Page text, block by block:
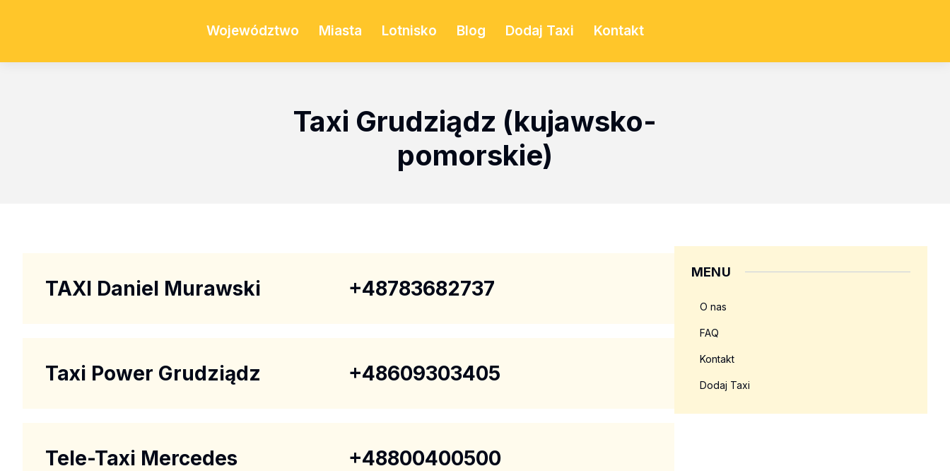
Województwo Miasta Lotnisko Blog Dodaj Taxi Kontakt
Taxi Grudziądz (kujawsko-
pomorskie)
TAXI Daniel Murawski +48783682737
Taxi Power Grudziądz +48609303405
Tele-Taxi Mercedes +48800400500
MENU
O nas
FAQ
Kontakt
Dodaj Taxi